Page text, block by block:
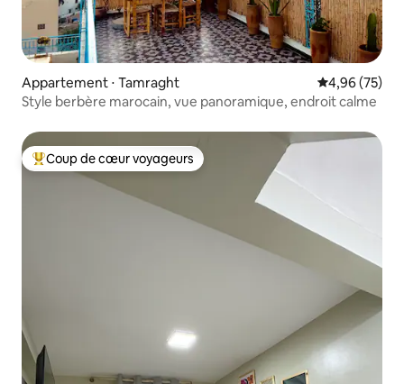
Appartement ⋅ Tamraght Évaluation
4,96 (75)
Style berbère marocain, vue panoramique, endroit calme
Coups de cœur voyageurs les plus appréciés
Coup de cœur voyageurs